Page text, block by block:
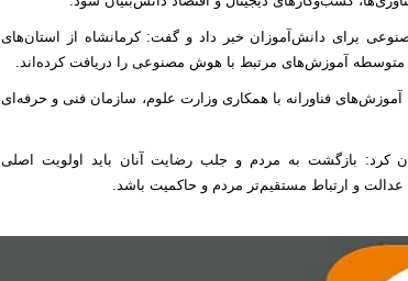
برای دانش‌آموزان خبر داد و گفت: کرمانشاه از استان‌های
متوسطه آموزش‌های مرتبط با هوش مصنوعی را دریافت کرده‌اند.
آموزش‌های فناورانه با همکاری وزارت علوم، سازمان فنی و حرفه‌ای
کرد: بازگشت به مردم و جلب رضایت آنان باید اولویت اصلی
عدالت و ارتباط مستقیم‌تر مردم و حاکمیت باشد.